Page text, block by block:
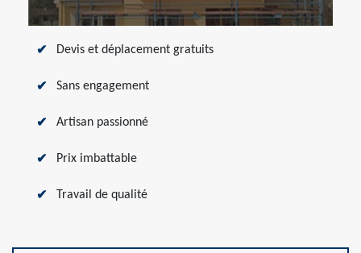
Devis et déplacement gratuits
Sans engagement
Artisan passionné
Prix imbattable
Travail de qualité